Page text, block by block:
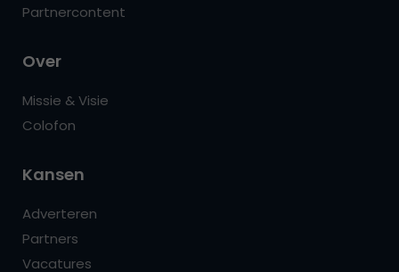
Partnercontent
Over
Missie & Visie
Colofon
Kansen
Adverteren
Partners
Vacatures